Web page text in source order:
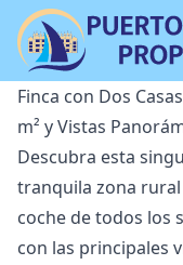
Finca con Dos
m² y Vistas
Descubra esta
tranquila zona
coche de todos los
con las principales